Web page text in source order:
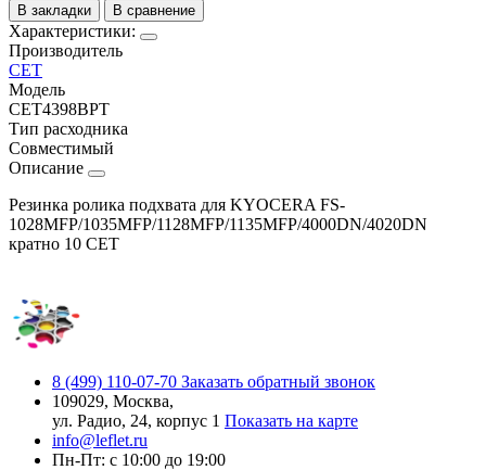
В закладки В сравнение
Характеристики:
Производитель
CET
Модель
CET4398BPT
Тип расходника
Совместимый
Описание
Резинка ролика подхвата для KYOCERA FS-
1028MFP/1035MFP/1128MFP/1135MFP/4000DN/4020DN
кратно 10 CET
8 (499) 110-07-70 Заказать обратный звонок
109029, Москва,
ул. Радио, 24, корпус 1 Показать на карте
info@leflet.ru
Пн-Пт: с 10:00 до 19:00